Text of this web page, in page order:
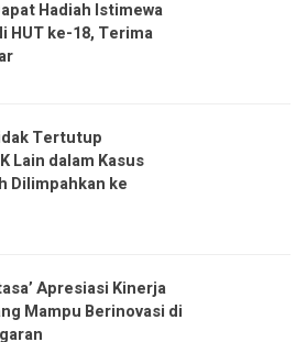
Hadiah Istimewa
HUT ke-18, Terima
Tertutup
Lain dalam Kasus
Dilimpahkan ke
Apresiasi Kinerja
Mampu Berinovasi di